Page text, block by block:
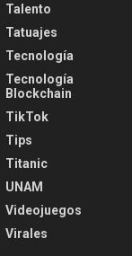
Talento
Tatuajes
Tecnología
Tecnología
Blockchain
TikTok
Tips
Titanic
UNAM
Videojuegos
Virales